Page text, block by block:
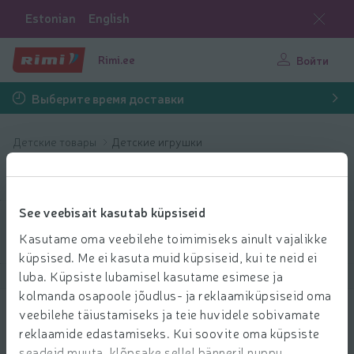
See veebisait kasutab küpsiseid
Kasutame oma veebilehe toimimiseks ainult vajalikke
küpsised. Me ei kasuta muid küpsiseid, kui te neid ei
luba. Küpsiste lubamisel kasutame esimese ja
kolmanda osapoole jõudlus- ja reklaamiküpsiseid oma
veebilehe täiustamiseks ja teie huvidele sobivamate
reklaamide edastamiseks. Kui soovite oma küpsiste
Estonian English
Rimi.ee Войти
Выберите время доставки
Детские товары Детские игрушки
Детские игрушки
Выбрать продукты
Показать продукты 40 Сортировать
Loogikamäng Smart Games IQ Perplex
99